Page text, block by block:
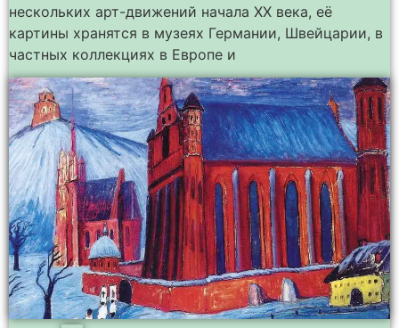
нескольких арт-движений начала ХХ века, её
картины хранятся в музеях Германии, Швейцарии, в
частных коллекциях в Европе и